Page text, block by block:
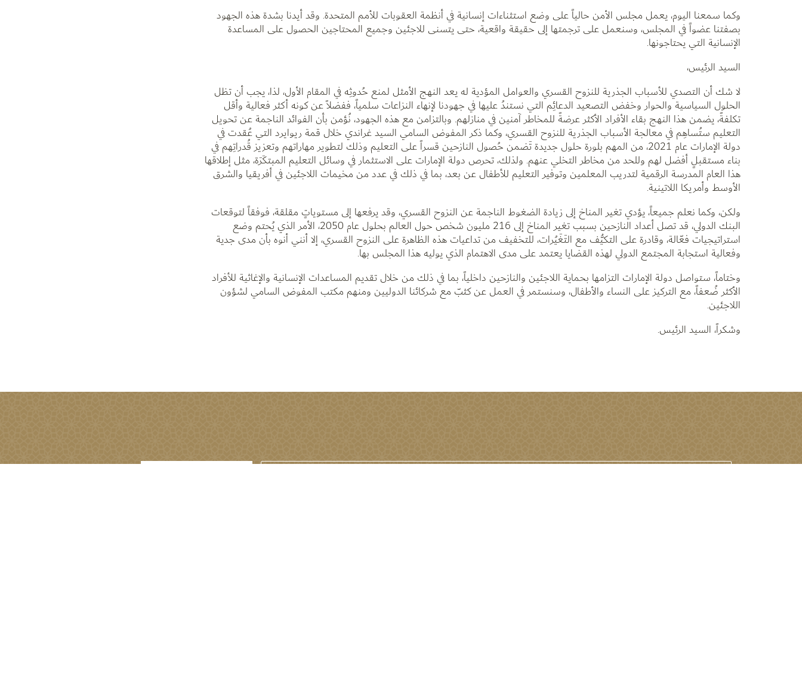
وكما سمعنا اليوم، يعمل مجلس الأمن حالياً على وضع استثناءات إنسانية في أنظمة العقوبات للأمم المتحدة. وقد أيدنا بشدة هذه الجهود
بصفتنا عضواً في المجلس، وسنعمل على ترجمتها إلى حقيقة واقعية، حتى يتسنى للاجئين وجميع المحتاجين الحصول على المساعدة
الإنسانية التي يحتاجونها.
السيد الرئيس،
لا شك أن التصدي للأسباب الجذرية للنزوح القسري والعوامل المؤدية له يعد النهج الأمثل لمنع حُدوثِه في المقام الأول، لذا، يجب أن تظل
الحلول السياسية والحوار وخفض التصعيد الدعائِم التي نستندُ عليها في جهودنا لإنهاء النزاعات سلمياً، ففضلاً عن كونه أكثر فعالية وأقل
تكلفةً، يضمن هذا النهج بقاء الأفراد الأكثر عرضةً للمخاطر آمنين في منازلهم. وبالتزامن مع هذه الجهود، نُؤمن بأن الفوائد الناجمة عن تحويل
التعليم ستُساهِم في معالجة الأسباب الجذرية للنزوح القسري، وكما ذكر المفوض السامي السيد غراندي خلال قمة ريوايرد التي عُقدت في
دولة الإمارات عام 2021، من المهم بلورة حلول جديدة تَضمن حُصول النازحين قسراً على التعليم وذلك لتطوير مهاراتهم وتعزيز قُدراتِهم في
بناء مستقبلٍ أفضل لهم وللحد من مخاطر التخلي عنهم. ولذلك، تحرص دولة الإمارات على الاستثمار في وسائل التعليم المبتكَرَة، مثل إطلاقها
هذا العام المدرسة الرقمية لتدريب المعلمين وتوفير التعليم للأطفال عن بعد، بما في ذلك في عدد من مخيمات اللاجئين في أفريقيا والشرق
الأوسط وأمريكا اللاتينية.
ولكن، وكما نعلم جميعاً، يؤدي تغير المناخ إلى زيادة الضغوط الناجمة عن النزوح القسري، وقد يرفعها إلى مستوياتٍ مقلقة، فوفقاً لتوقعات
البنك الدولي، قد تصل أعداد النازحين بسبب تغير المناخ إلى 216 مليون شخص حول العالم بحلول عام 2050، الأمر الذي يُحتم وضع
استراتيجيات فعّالة، وقادرة على التكيُّف مع التَغَيُرات، للتخفيف من تداعيات هذه الظاهرة على النزوح القسري، إلا أنني أنوه بأن مدى جدية
وفعالية استجابة المجتمع الدولي لهذه القضايا يعتمد على مدى الاهتمام الذي يوليه هذا المجلس بها.
وختاماً، ستواصل دولة الإمارات التزامها بحماية اللاجئين والنازحين داخلياً، بما في ذلك من خلال تقديم المساعدات الإنسانية والإغاثية للأفراد
الأكثر ضُعفاً، مع التركيز على النساء والأطفال، وسنستمر في العمل عن كثبّ مع شركائنا الدوليين ومنهم مكتب المفوض السامي لشؤون
اللاجئين.
وشكراً، السيد الرئيس.